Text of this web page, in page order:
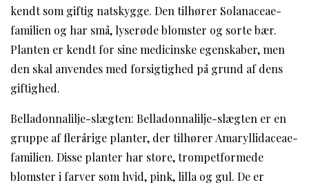
kendt som giftig natskygge. Den tilhører Solanaceae-
familien og har små, lyserøde blomster og sorte bær.
Planten er kendt for sine medicinske egenskaber, men
den skal anvendes med forsigtighed på grund af dens
giftighed.
Belladonnalilje-slægten: Belladonnalilje-slægten er en
gruppe af flerårige planter, der tilhører Amaryllidaceae-
familien. Disse planter har store, trompetformede
blomster i farver som hvid, pink, lilla og gul. De er